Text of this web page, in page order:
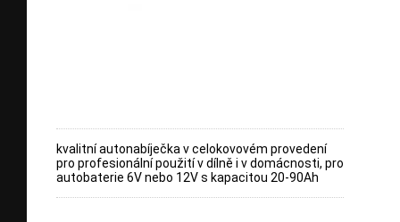
kvalitní autonabíječka v celokovovém provedení
pro profesionální použití v dílně i v domácnosti, pro
autobaterie 6V nebo 12V s kapacitou 20-90Ah